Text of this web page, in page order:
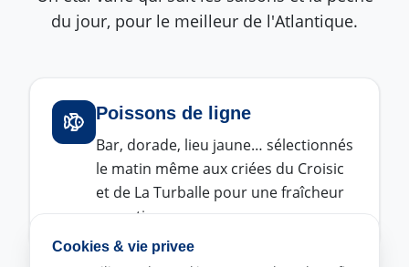
du jour, pour le meilleur de l'Atlantique.
Poissons de ligne
Bar, dorade, lieu jaune… sélectionnés
le matin même aux criées du Croisic
et de La Turballe pour une fraîcheur
garantie.
Cookies & vie privee